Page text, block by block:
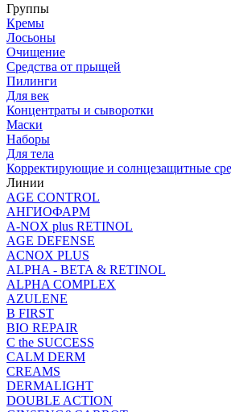
Группы
Кремы
Лосьоны
Очищение
Средства от прыщей
Пилинги
Для век
Концентраты и сыворотки
Маски
Наборы
Для тела
Корректирующие и солнцезащитные
Линии
AGE CONTROL
АНГИОФАРМ
A-NOX plus RETINOL
AGE DEFENSE
ACNOX PLUS
ALPHA - BETA & RETINOL
ALPHA COMPLEX
AZULENE
B FIRST
BIO REPAIR
C the SUCCESS
CALM DERM
CREAMS
DERMALIGHT
DOUBLE ACTION